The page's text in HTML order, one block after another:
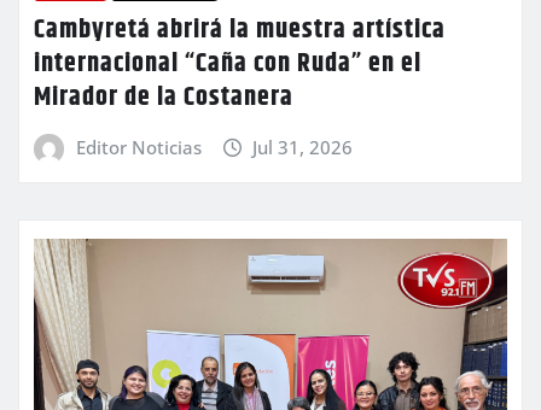
Cambyretá abrirá la muestra artística
internacional “Caña con Ruda” en el
Mirador de la Costanera
Editor Noticias Jul 31, 2026